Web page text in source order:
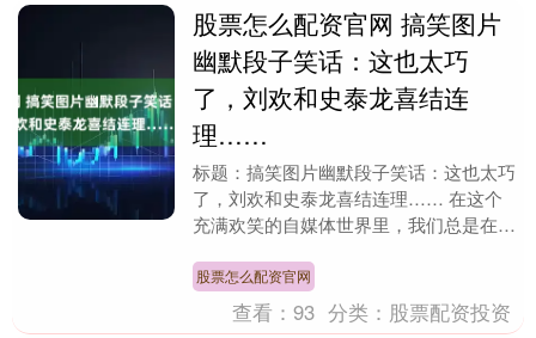
股票怎么配资官网 搞笑图片
幽默段子笑话：这也太巧
了，刘欢和史泰龙喜结连
理……
标题：搞笑图片幽默段子笑话：这也太巧
了，刘欢和史泰龙喜结连理…… 在这个
充满欢笑的自媒体世界里，我们总是在寻
我要为大家分享一....
股票怎么配资官网
查看：93 分类： 股票配资投资